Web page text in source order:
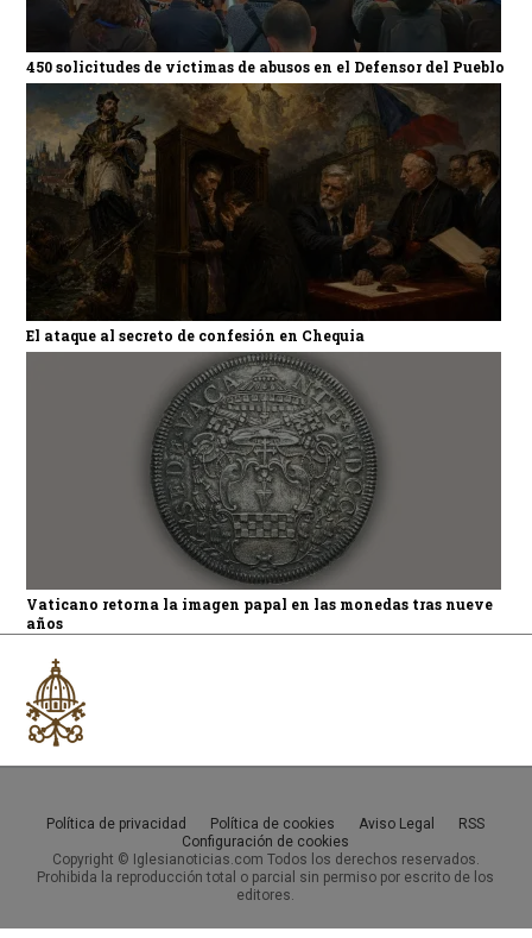
450 solicitudes de víctimas de abusos en el Defensor del Pueblo
El ataque al secreto de confesión en Chequia
Vaticano retorna la imagen papal en las monedas tras nueve
años
Política de privacidad Política de cookies Aviso Legal
RSS
Configuración de cookies
Copyright © Iglesianoticias.com Todos los derechos reservados.
Prohibida la reproducción total o parcial sin permiso por escrito de los
editores.